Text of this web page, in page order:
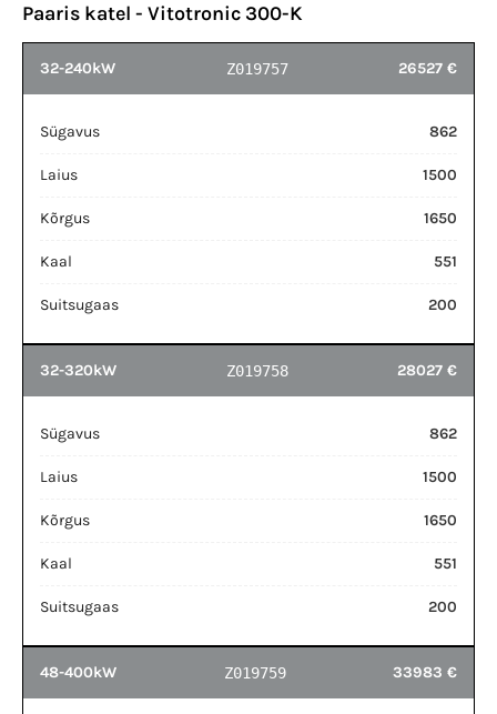
Paaris katel - Vitotronic 300-K
32-240kW Z019757 26527 €
Sügavus 862
Laius 1500
Kõrgus 1650
Kaal 551
Suitsugaas 200
32-320kW Z019758 28027 €
Sügavus 862
Laius 1500
Kõrgus 1650
Kaal 551
Suitsugaas 200
48-400kW Z019759 33983 €